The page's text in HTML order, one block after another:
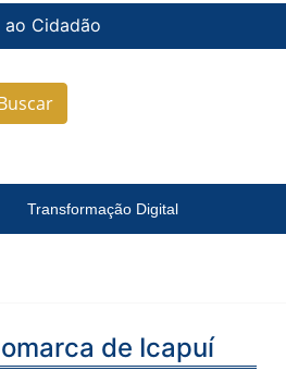
Cidadão
Transformação Digital
de Icapuí